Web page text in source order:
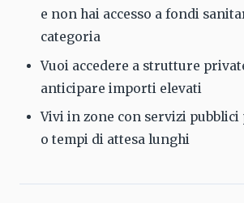
e non hai accesso a fondi
categoria
Vuoi accedere a strutture
anticipare importi elevati
Vivi in zone con servizi
o tempi di attesa lunghi